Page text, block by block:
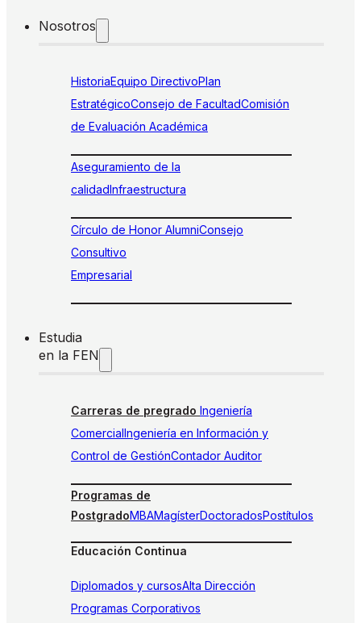
Nosotros
HistoriaEquipo DirectivoPlan
EstratégicoConsejo de FacultadComisión
de Evaluación Académica
Aseguramiento de la
calidadInfraestructura
Círculo de Honor AlumniConsejo
Consultivo
Empresarial
Estudia
en la FEN
Carreras de pregrado Ingeniería
ComercialIngeniería en Información y
Control de GestiónContador Auditor
Programas de
PostgradoMBAMagísterDoctoradosPostítulos
Educación Continua
Diplomados y cursosAlta Dirección
Programas Corporativos